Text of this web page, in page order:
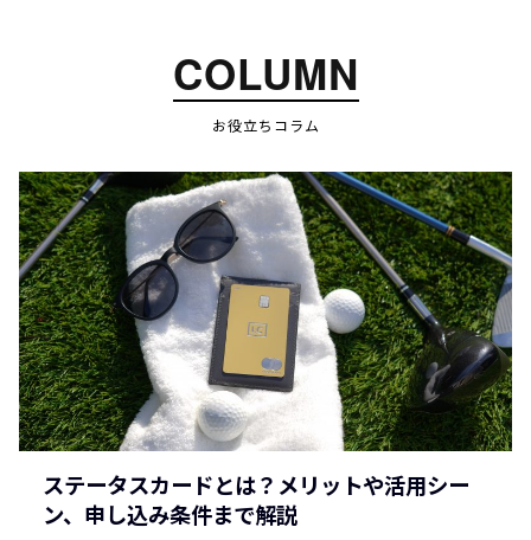
COLUMN
お役立ちコラム
ステータスカードとは？メリットや活用シー
ン、申し込み条件まで解説